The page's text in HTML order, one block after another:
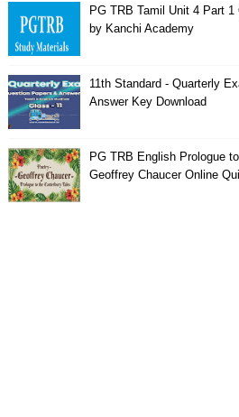
PG TRB Tamil Unit 4 Part
by Kanchi Academy
11th Standard - Quarterly
Answer Key Download
PG TRB English Prologue
Geoffrey Chaucer Online